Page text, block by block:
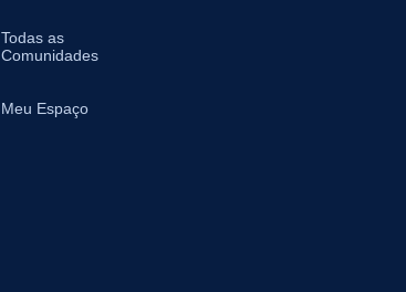
Todas as
Comunidades
Meu Espaço